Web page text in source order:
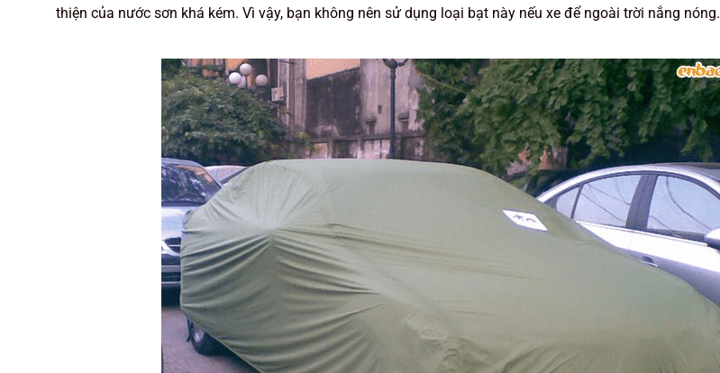
thiện của nước sơn khá kém. Vì vậy, bạn không nên sử dụng loại bạt này nếu xe để ngoài trời nắng nóng.